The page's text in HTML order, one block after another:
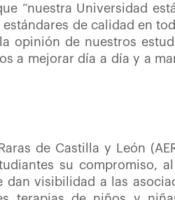
“nuestra Universidad
de calidad en
opinión de nuestros
a mejorar día a día y a
de Castilla y León
su compromiso,
visibilidad a las